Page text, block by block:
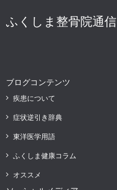
ふくしま整骨院通信
ブログコンテンツ
疾患について
症状逆引き辞典
東洋医学用語
ふくしま健康コラム
オススメ